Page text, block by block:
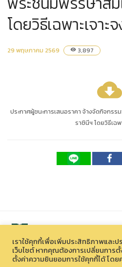
โดยวิธีเฉพาะเจาะ
29 พฤษภาคม 2569 visibility 3,897
cloud_download
ประกาศผู้ชนะการเสนอราคา จ้างจัดกิจกร
ราชินีฯ โดยวิธีเฉพ
เราใช้คุกกี้เพื่อเพิ่มประสิทธิภาพและ
เว็บไซต์ หากคุณต้องการเปลี่ยนการ
ตั้งค่าความยินยอมการใช้คุกกี้ได้ โด